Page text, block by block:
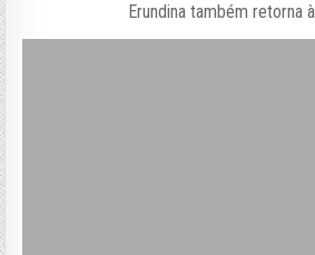
Erundina também retorna